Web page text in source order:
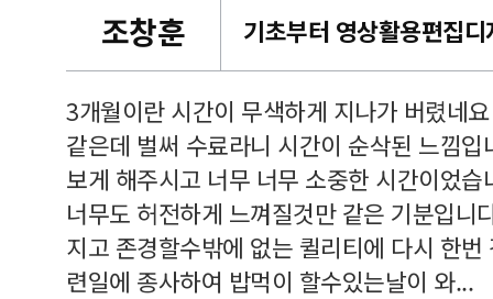
조창훈
3개월이란 시간이 무색하게 지나가 버렸네
같은데 벌써 수료라니 시간이 순삭된 느낌
보게 해주시고 너무 너무 소중한 시간이었
너무도 허전하게 느껴질것만 같은 기분입니
지고 존경할수밖에 없는 퀼리티에 다시 한
련일에 종사하여 밥먹이 할수있는날이 와...